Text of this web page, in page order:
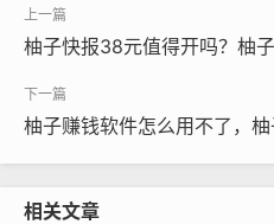
柚子快报38元值得开吗？柚
柚子赚钱软件怎么用不了，柚
相关文章